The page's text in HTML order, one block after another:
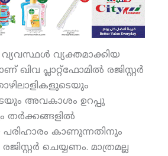
വ്യക്തമാക്കിയ
ഖിവ പ്ലാറ്റ്‌ഫോമില്‍ രജിസ്റ്റര്‍
അവകാശം ഉറപ്പു
തര്‍ക്കങ്ങളില്‍
കാണുന്നതിനും
ചെയ്യണം. മാത്രമല്ല